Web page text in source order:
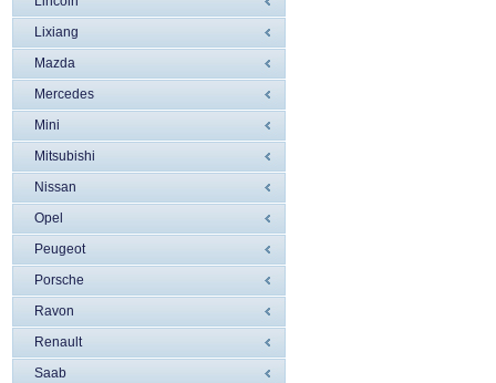
Liхiang
Mazda
Mercedes
Mini
Mitsubishi
Nissan
Opel
Peugeot
Porsche
Ravon
Renault
Saab